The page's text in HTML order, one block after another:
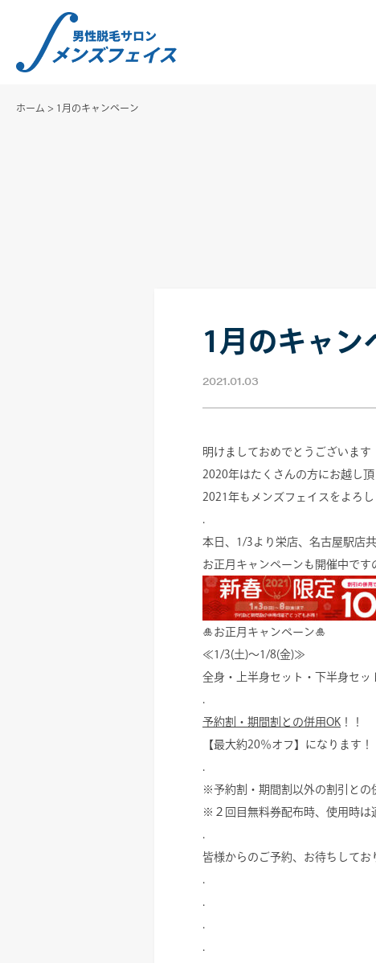
ホーム > 1月のキャンペーン
1月のキャン
2021.01.03
明けましておめでとうございます
2020年はたくさんの方にお越し
2021年もメンズフェイスをよろし
.
本日、1/3より栄店、名古屋駅店
お正月キャンペーンも開催中です
🎍お正月キャンペーン🎍
≪1/3(土)～1/8(金)≫
全身・上半身セット・下半身セッ
.
予約割・期間割との併用OK ！！
【最大約20％オフ】になります！
.
※予約割・期間割以外の割引との
※２回目無料券配布時、使用時は
.
皆様からのご予約、お待ちしてお
.
.
.
.